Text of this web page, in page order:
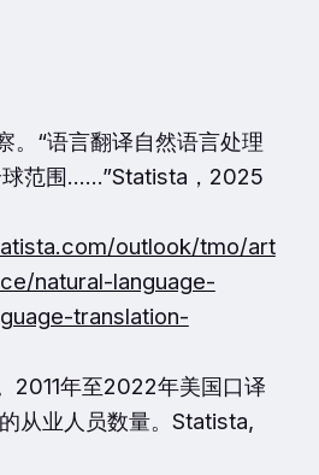
。“语言翻译自然语言处理
范围……”Statista，2025
outlook/tmo/art
natural-language-
translation-
2011年至2022年美国口译
从业人员数量。Statista,